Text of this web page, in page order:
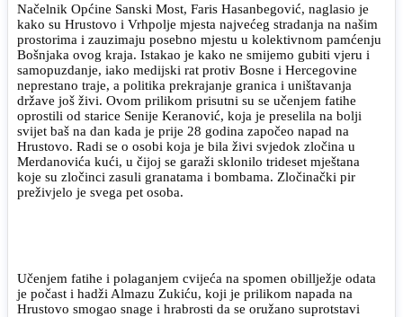
Načelnik Općine Sanski Most, Faris Hasanbegović, naglasio je
kako su Hrustovo i Vrhpolje mjesta najvećeg stradanja na našim
prostorima i zauzimaju posebno mjestu u kolektivnom pamćenju
Bošnjaka ovog kraja. Istakao je kako ne smijemo gubiti vjeru i
samopuzdanje, iako medijski rat protiv Bosne i Hercegovine
neprestano traje, a politika prekrajanje granica i uništavanja
države još živi. Ovom prilikom prisutni su se učenjem fatihe
oprostili od starice Senije Keranović, koja je preselila na bolji
svijet baš na dan kada je prije 28 godina započeo napad na
Hrustovo. Radi se o osobi koja je bila živi svjedok zločina u
Merdanovića kući, u čijoj se garaži sklonilo trideset mještana
koje su zločinci zasuli granatama i bombama. Zločinački pir
preživjelo je svega pet osoba.
Učenjem fatihe i polaganjem cvijeća na spomen obillježje odata
je počast i hadži Almazu Zukiću, koji je prilikom napada na
Hrustovo smogao snage i hrabrosti da se oružano suprotstavi